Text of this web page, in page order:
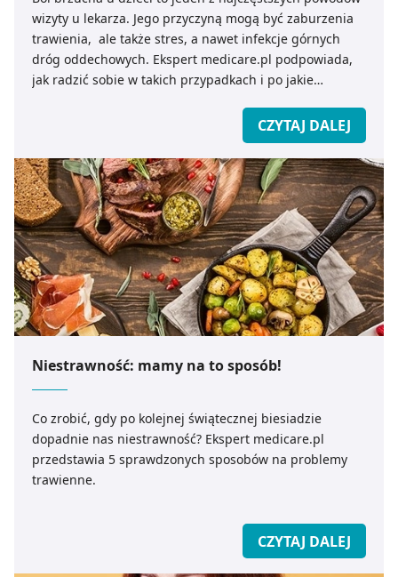
wizyty u lekarza. Jego przyczyną mogą być zaburzenia
trawienia, ale także stres, a nawet infekcje górnych
dróg oddechowych. Ekspert medicare.pl podpowiada,
jak radzić sobie w takich przypadkach i po jakie
CZYTAJ DALEJ
Niestrawność: mamy na to sposób!
Co zrobić, gdy po kolejnej świątecznej biesiadzie
dopadnie nas niestrawność? Ekspert medicare.pl
przedstawia 5 sprawdzonych sposobów na problemy
trawienne.
CZYTAJ DALEJ